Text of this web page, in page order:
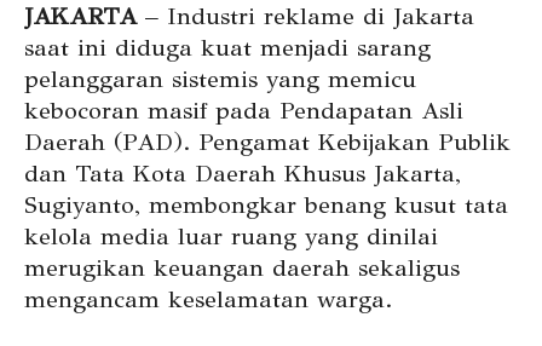
JAKARTA– Industri reklame di Jakarta
saat ini diduga kuat menjadi sarang
pelanggaran sistemis yang memicu
kebocoran masif pada Pendapatan Asli
Daerah (PAD). Pengamat Kebijakan Publik
dan Tata Kota Daerah Khusus Jakarta,
Sugiyanto, membongkar benang kusut tata
kelola media luar ruang yang dinilai
merugikan keuangan daerah sekaligus
mengancam keselamatan warga.